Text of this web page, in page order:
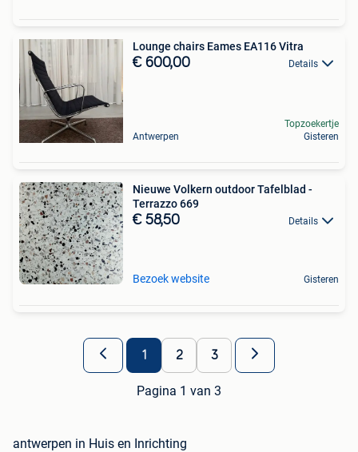
Lounge chairs Eames EA116 Vitra
€ 600,00 Details
Antwerpen
Topzoekertje
Gisteren
Nieuwe Volkern outdoor Tafelblad -
Terrazzo 669
€ 58,50 Details
Bezoek website Gisteren
1 2 3
Pagina 1 van 3
antwerpen in Huis en Inrichting